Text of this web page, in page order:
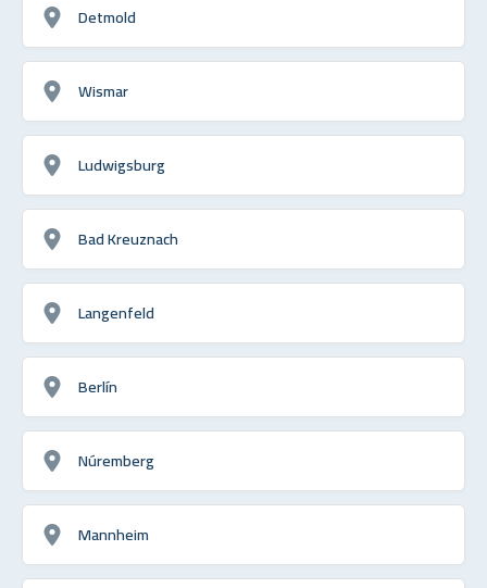
Detmold
Wismar
Ludwigsburg
Bad Kreuznach
Langenfeld
Berlín
Núremberg
Mannheim